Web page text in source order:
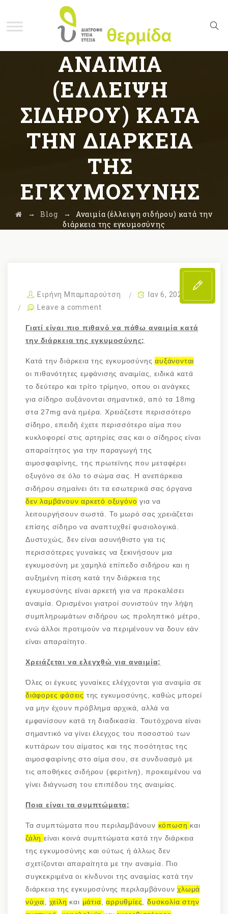
ΑΝΑΙΜΊΑ
(ΈΛΛΕΙΨΗ
ΣΙΔΉΡΟΥ) ΚΑΤΆ
ΤΗΝ ΔΙΆΡΚΕΙΑ
ΤΗΣ
ΕΓΚΥΜΟΣΎΝΗΣ
→ Blog → Αναιμία (έλλειψη σιδήρου) κατά την
διάρκεια της εγκυμοσύνης
Ειρήνη Μπαμπαρούτση
Ιαν 6, 2022
Leave a comment
Γιατί είναι πιο πιθανό να πάθω αναιμία κατά
την διάρκεια της εγκυμοσύνης;
Κατά την διάρκεια της εγκυμοσύνηςαυξάνονται
οι πιθανότητες εμφάνισης αναιμίας, ειδικά κατά
το δεύτερο και τρίτο τρίμηνο, οπου οι ανάγκες
για σίδηρο αυξάνονται σημαντικά, από τα 18mg
στα 27mg ανά ημέρα. Χρειάζεστε περισσότερο
σίδηρο, επειδή έχετε περισσότερο αίμα που
κυκλοφορεί στις αρτηρίες σας και ο σίδηρος είναι
απαραίτητος για την παραγωγή της
αιμοσφαιρίνης, της πρωτεϊνης που μεταφέρει
οξυγόνο σε όλο το σώμα σας. Η ανεπάρκεια
σιδήρου σημαίνει ότι τα εσωτερικά σας όργανα
δεν λαμβάνουν αρκετό οξυγόνο για να
λειτουργήσουν σωστά. Το μωρό σας χρειάζεται
επίσης σίδηρο να αναπτυχθεί φυσιολογικά.
Δυστυχώς, δεν είναι ασυνήθιστο για τις
περισσότερες γυναίκες να ξεκινήσουν μια
εγκυμοσύνη με χαμηλά επίπεδο σιδήρου και η
αυξημένη πίεση κατά την διάρκεια της
εγκυμοσύνης είναι αρκετή για να προκαλέσει
αναιμία. Ορισμένοι γιατροί συνιστούν την λήψη
συμπληρωμάτων σιδήρου ως προληπτικό μέτρο,
ενώ άλλοι προτιμούν να περιμένουν να δουν εάν
είναι απαραίτητο.
Χρειάζεται να ελεγχθώ για αναιμία;
Όλες οι έγκυες γυναίκες ελέγχονται για αναιμία σε
διάφορες φάσεις της εγκυμοσύνης, καθώς μπορεί
να μην έχουν πρόβλημα αρχικά, αλλά να
εμφανίσουν κατά τη διαδικασία. Ταυτόχρονα είναι
σημαντικό να γίνει έλεγχος του ποσοστού των
κυττάρων του αίματος και της ποσότητας της
αιμοσφαιρίνης στο αίμα σου, σε συνδυασμό με
τις αποθήκες σιδήρου (φεριτίνη), προκειμένου να
γίνει διάγνωση του επιπέδου της αναιμίας.
Ποια είναι τα συμπτώματα;
Τα συμπτώματα που περιλαμβάνουν κόπωση και
ζάλη είναι κοινά συμπτώματα κατά την διάρκεια
της εγκυμοσύνης και ούτως ή άλλως δεν
σχετίζονται απαραίτητα με την αναιμία. Πιο
συγκεκριμένα οι κίνδυνοι της αναιμίας κατά την
διάρκεια της εγκυμοσύνης περιλαμβάνουνχλωμά
νύχια
χείλη και μάτια ,αρρυθμίες ,δυσκολία στην